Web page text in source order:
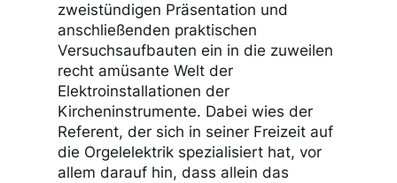
zweistündigen Präsentation und
anschließenden praktischen
Versuchsaufbauten ein in die zuweilen
recht amüsante Welt der
Elektroinstallationen der
Kircheninstrumente. Dabei wies der
Referent, der sich in seiner Freizeit auf
die Orgelelektrik spezialisiert hat, vor
allem darauf hin, dass allein das